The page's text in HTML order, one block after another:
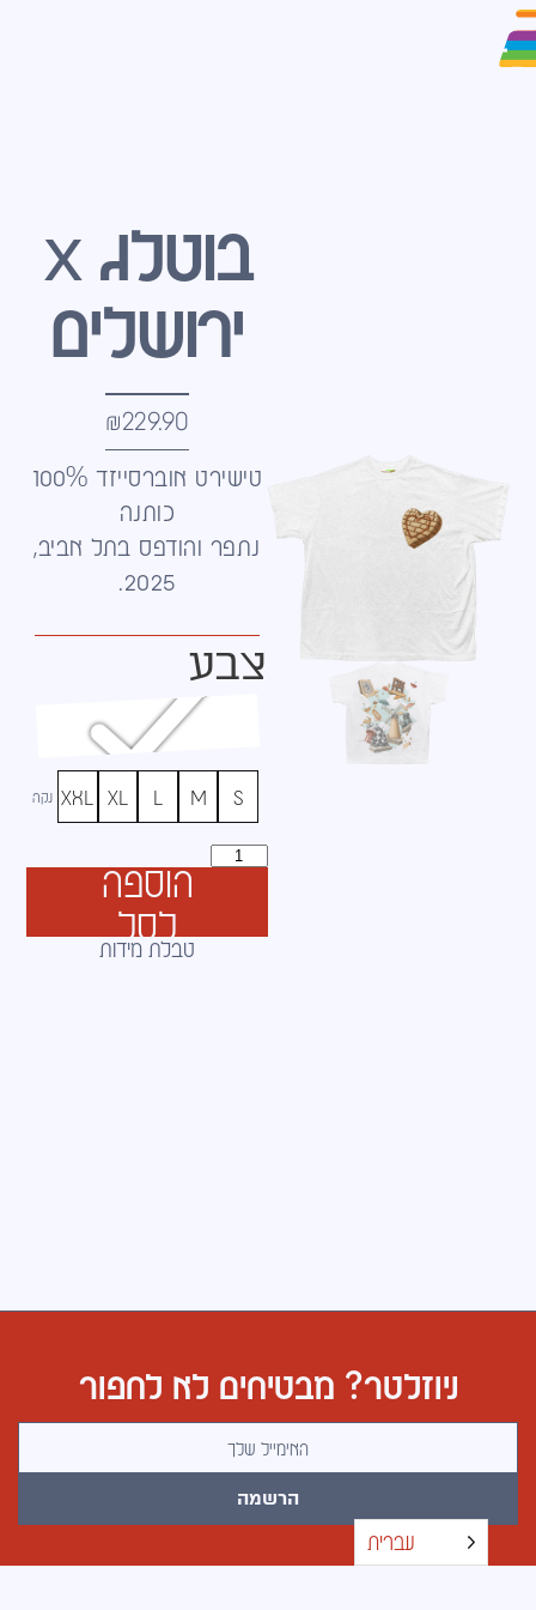
בוטלג x
ירושלים
₪229.90
טישירט אוברסייזד 100%
כותנה
נתפר והודפס בתל אביב,
2025.
צבע
S
M
L
XL
XXL נקה
הוספה
לסל
טבלת מידות
ניוזלטר? מבטיחים לא לחפור
כתובת אימייל
הרשמה
עברית